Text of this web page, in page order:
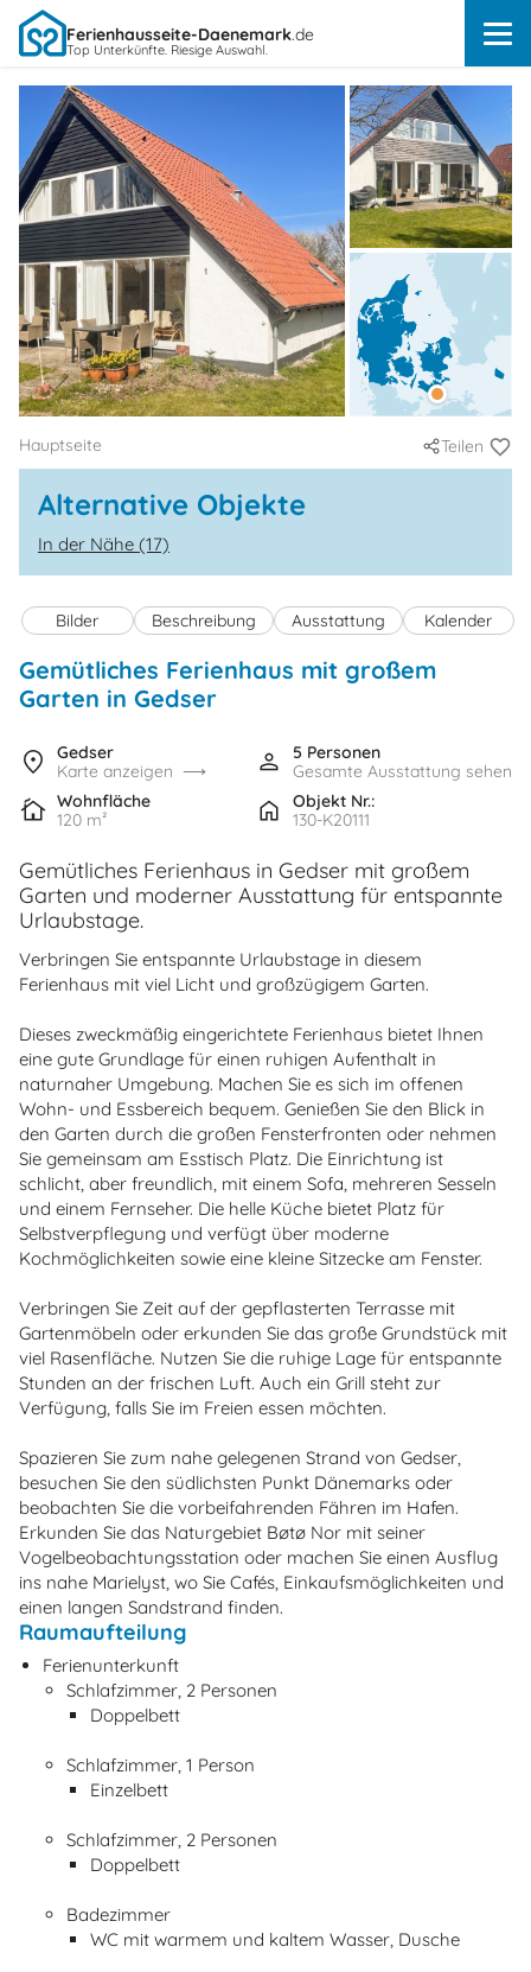
Ferienhausseite-Daenemark.de
Top Unterkünfte. Riesige Auswahl.
Hauptseite Teilen
Alternative Objekte
In der Nähe (17)
Bilder Beschreibung Ausstattung Kalender
Gemütliches Ferienhaus mit großem
Garten in Gedser
Gedser
Karte anzeigen
5 Personen
Gesamte Ausstattung sehen
Wohnfläche
120 m²
Objekt Nr.:
130-K20111
Gemütliches Ferienhaus in Gedser mit großem
Garten und moderner Ausstattung für entspannte
Urlaubstage.
Verbringen Sie entspannte Urlaubstage in diesem
Ferienhaus mit viel Licht und großzügigem Garten.
Dieses zweckmäßig eingerichtete Ferienhaus bietet Ihnen
eine gute Grundlage für einen ruhigen Aufenthalt in
naturnaher Umgebung. Machen Sie es sich im offenen
Wohn- und Essbereich bequem. Genießen Sie den Blick in
den Garten durch die großen Fensterfronten oder nehmen
Sie gemeinsam am Esstisch Platz. Die Einrichtung ist
schlicht, aber freundlich, mit einem Sofa, mehreren Sesseln
und einem Fernseher. Die helle Küche bietet Platz für
Selbstverpflegung und verfügt über moderne
Kochmöglichkeiten sowie eine kleine Sitzecke am Fenster.
Verbringen Sie Zeit auf der gepflasterten Terrasse mit
Gartenmöbeln oder erkunden Sie das große Grundstück mit
viel Rasenfläche. Nutzen Sie die ruhige Lage für entspannte
Stunden an der frischen Luft. Auch ein Grill steht zur
Verfügung, falls Sie im Freien essen möchten.
Spazieren Sie zum nahe gelegenen Strand von Gedser,
besuchen Sie den südlichsten Punkt Dänemarks oder
beobachten Sie die vorbeifahrenden Fähren im Hafen.
Erkunden Sie das Naturgebiet Bøtø Nor mit seiner
Vogelbeobachtungsstation oder machen Sie einen Ausflug
ins nahe Marielyst, wo Sie Cafés, Einkaufsmöglichkeiten und
einen langen Sandstrand finden.
Raumaufteilung
Ferienunterkunft
Schlafzimmer, 2 Personen
Doppelbett
Schlafzimmer, 1 Person
Einzelbett
Schlafzimmer, 2 Personen
Doppelbett
Badezimmer
WC mit warmem und kaltem Wasser, Dusche